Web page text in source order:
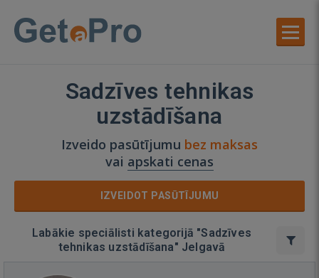
Sadzīves tehnikas
uzstādīšana
Izveido pasūtījumu bez maksas
vai apskati cenas
IZVEIDOT PASŪTĪJUMU
Labākie speciālisti kategorijā "Sadzīves
tehnikas uzstādīšana" Jelgavā